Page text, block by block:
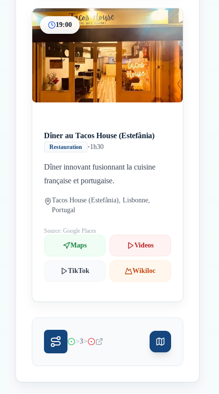
19:00
Dîner au Tacos House (Estefânia)
Restauration •1h30
Dîner innovant fusionnant la cuisine
française et portugaise.
Tacos House (Estefânia), Lisbonne,
Portugal
Source: Google Places
Maps Videos
TikTok Wikiloc
>3>